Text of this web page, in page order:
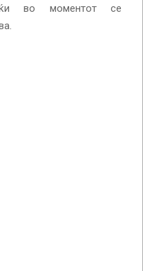
во моментот се